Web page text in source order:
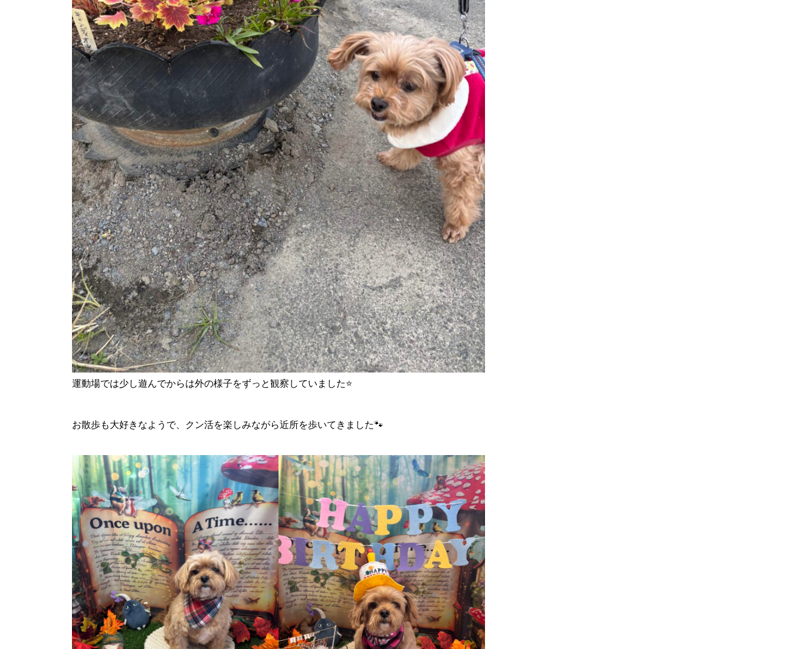
運動場では少し遊んでからは外の様子をずっと観察していました⭐
お散歩も大好きなようで、クン活を楽しみながら近所を歩いてきました🐾